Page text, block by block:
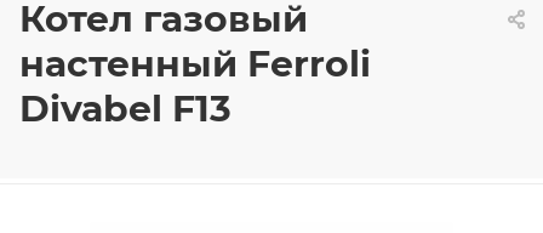
Котел газовый
настенный Ferroli
Divabel F13